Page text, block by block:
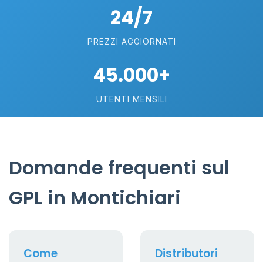
24/7
PREZZI AGGIORNATI
45.000+
UTENTI MENSILI
Domande frequenti sul
GPL in Montichiari
Come
Distributori